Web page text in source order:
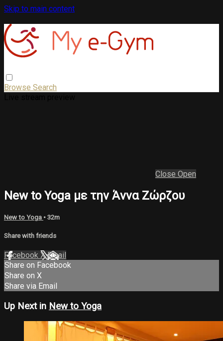
Skip to main content
Browse Search
Close Open
New to Yoga με την Άννα Ζώρζου
New to Yoga • 32m
Share with friends
Facebook XEmail
Share on Facebook
Share on X
Share via Email
Up Next in New to Yoga